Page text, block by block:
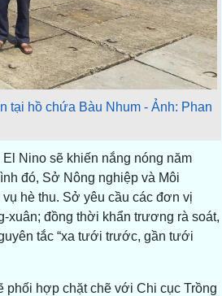
tại hồ chứa Bàu Nhum - Ảnh: Phan
Nino sẽ khiến nắng nóng năm
đó, Sở Nông nghiệp và Môi
hè thu. Sở yêu cầu các đơn vị
xuân; đồng thời khẩn trương rà soát,
tắc “xa tưới trước, gần tưới
phối hợp chặt chẽ với Chi cục Trồng